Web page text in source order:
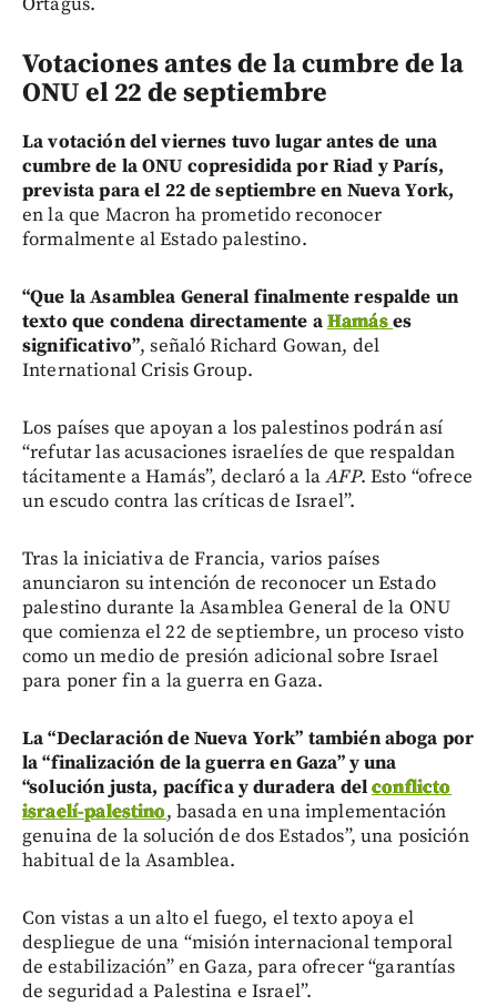
Votaciones antes de la cumbre de la
ONU el 22 de septiembre
La votación del viernes tuvo lugar antes de una
cumbre de la ONU copresidida por Riad y París,
prevista para el 22 de septiembre en Nueva York,
en la que Macron ha prometido reconocer
formalmente al Estado palestino.
“Que la Asamblea General finalmente respalde un
texto que condena directamente aHamáses
significativo”, señaló Richard Gowan, del
International Crisis Group.
Los países que apoyan a los palestinos podrán así
“refutar las acusaciones israelíes de que respaldan
tácitamente a Hamás”, declaró a laAFP. Esto “ofrece
un escudo contra las críticas de Israel”.
Tras la iniciativa de Francia, varios países
anunciaron su intención de reconocer un Estado
palestino durante la Asamblea General de la ONU
que comienza el 22 de septiembre, un proceso visto
como un medio de presión adicional sobre Israel
para poner fin a la guerra en Gaza.
La “Declaración de Nueva York” también aboga por
la “finalización de la guerra en Gaza” y una
“solución justa, pacífica y duradera delconflicto
israelí-palestino, basada en una implementación
genuina de la solución de dos Estados”, una posición
habitual de la Asamblea.
Con vistas a un alto el fuego, el texto apoya el
despliegue de una “misión internacional temporal
de estabilización” en Gaza, para ofrecer “garantías
de seguridad a Palestina e Israel”.